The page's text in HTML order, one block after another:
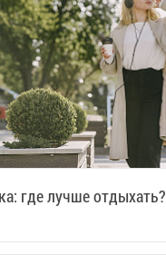
где луч­ше от­ды­хать?